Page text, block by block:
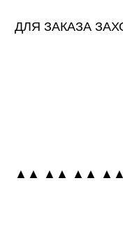
ДЛЯ ЗАКАЗА
▲▲ ▲▲ ▲▲